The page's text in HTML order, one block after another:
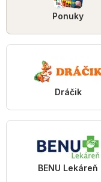
Ponuky
Dráčik
BENU Lekáreň